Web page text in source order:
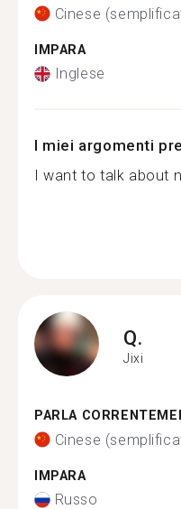
Cinese
IMPARA
Inglese
I miei argomenti
I want to talk about
Q.
Jixi
PARLA
Cinese
IMPARA
Russo